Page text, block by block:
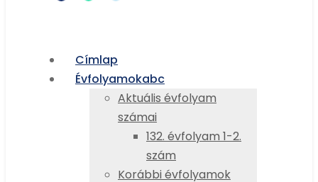
Címlap
Évfolyamokabc
Aktuális évfolyam
számai
132. évfolyam 1-2.
szám
Korábbi évfolyamok